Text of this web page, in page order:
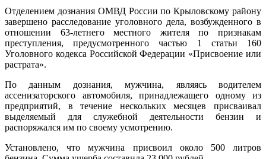
Отделением дознания ОМВД России по Крыловскому району
завершено расследование уголовного дела, возбужденного в
отношении 63-летнего местного жителя по признакам
преступления, предусмотренного частью 1 статьи 160
Уголовного кодекса Российской Федерации «Присвоение или
растрата».
По данным дознания, мужчина, являясь водителем
ассенизаторского автомобиля, принадлежащего одному из
предприятий, в течение нескольких месяцев присваивал
выделяемый для служебной деятельности бензин и
распоряжался им по своему усмотрению.
Установлено, что мужчина присвоил около 500 литров